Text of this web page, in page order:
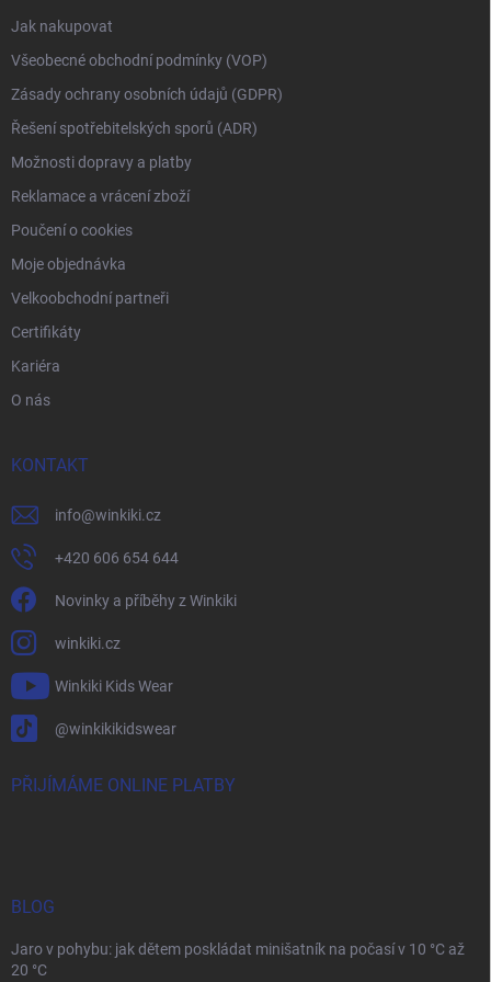
Jak nakupovat
Všeobecné obchodní podmínky (VOP)
Zásady ochrany osobních údajů (GDPR)
Řešení spotřebitelských sporů (ADR)
Možnosti dopravy a platby
Reklamace a vrácení zboží
Poučení o cookies
Moje objednávka
Velkoobchodní partneři
Certifikáty
Kariéra
O nás
KONTAKT
info@winkiki.cz
+420 606 654 644
Novinky a příběhy z Winkiki
winkiki.cz
Winkiki Kids Wear
@winkikikidswear
PŘIJÍMÁME ONLINE PLATBY
BLOG
Jaro v pohybu: jak dětem poskládat minišatník na počasí v 10 °C až
20 °C